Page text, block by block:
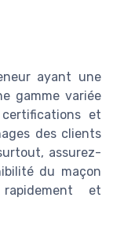
ayant une
gamme variée
et
des clients
assurez-
du maçon
et